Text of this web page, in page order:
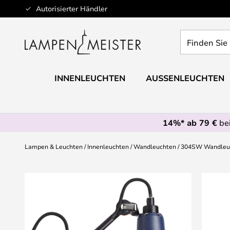
Autorisierter Händler
Zum
Inhalt
Sie
Leuchte...
INNENLEUCHTEN AUSSENLEUCHTEN
14%* ab 79 €
Lampen & Leuchten Innenleuchten Wandleuchten 304SW
Bildgalerie